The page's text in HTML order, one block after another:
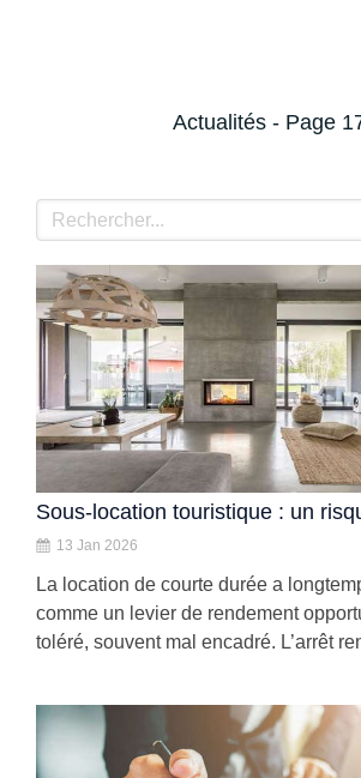
Actualités - Page
Rechercher
13 Jan 2026
La location de courte durée a
comme un levier de rendement
toléré, souvent mal encadré. L’arrêt